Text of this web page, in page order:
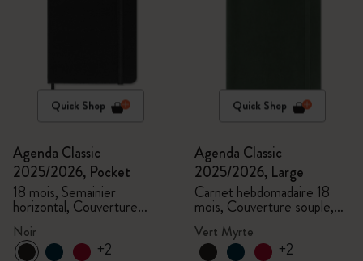
Quick Shop
Agenda Classic
2025/2026, Pocket
18 mois, Semainier
horizontal, Couverture
rigide, Noir
Noir
+2
Quick Shop
Agenda Classic
2025/2026, Large
Carnet hebdomadaire 18
mois, Couverture souple,
Vert myrte
Vert Myrte
+2